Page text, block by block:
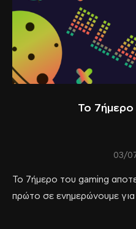
Το
03/
Το 7ήμερο του gaming
πρώτο σε ενημερώνουμε για